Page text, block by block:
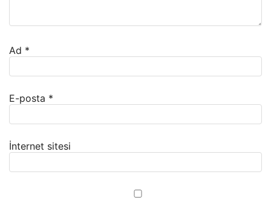
Ad *
E-posta *
İnternet sitesi